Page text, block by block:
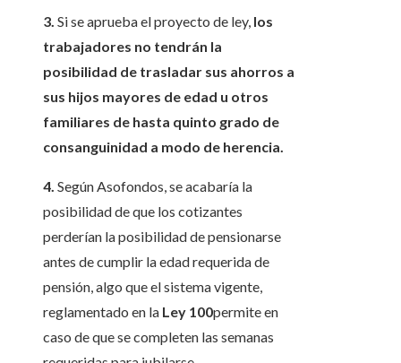
3. Si se aprueba el proyecto de ley, los
trabajadores no tendrán la
posibilidad de trasladar sus ahorros a
sus hijos mayores de edad u otros
familiares de hasta quinto grado de
consanguinidad a modo de herencia.
4. Según Asofondos, se acabaría la
posibilidad de que los cotizantes
perderían la posibilidad de pensionarse
antes de cumplir la edad requerida de
pensión, algo que el sistema vigente,
reglamentado en la Ley 100permite en
caso de que se completen las semanas